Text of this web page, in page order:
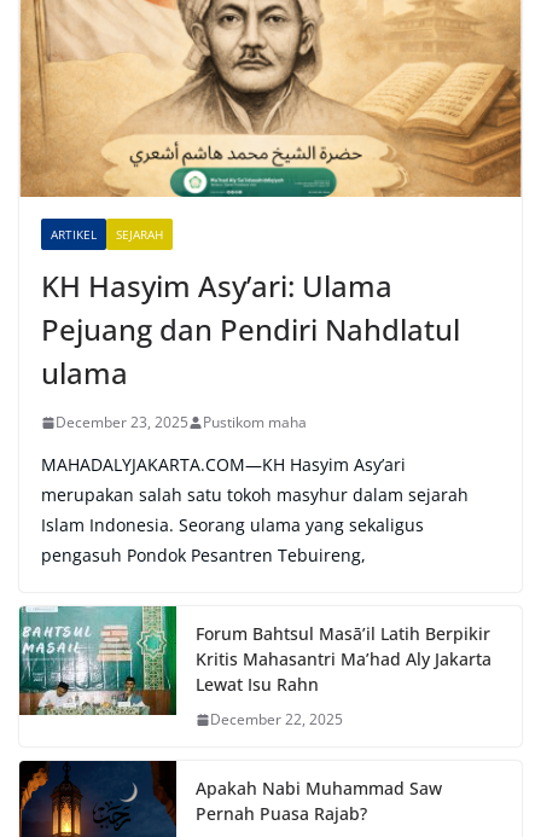
a
t
i
v
ARTIKEL SEJARAH
KH Hasyim Asy’ari: Ulama
Pejuang dan Pendiri Nahdlatul
ulama
December 23, 2025 Pustikom maha
MAHADALYJAKARTA.COM—KH Hasyim Asy’ari
merupakan salah satu tokoh masyhur dalam sejarah
Islam Indonesia. Seorang ulama yang sekaligus
pengasuh Pondok Pesantren Tebuireng,
Forum Bahtsul Masā’il Latih Berpikir
Kritis Mahasantri Ma’had Aly Jakarta
Lewat Isu Rahn
December 22, 2025
Apakah Nabi Muhammad Saw
Pernah Puasa Rajab?